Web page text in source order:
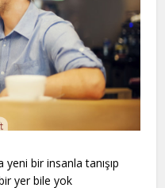
bir insanla tanışıp
yer bile yok